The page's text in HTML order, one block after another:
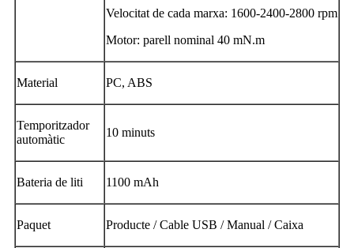
Velocitat de cada marxa: 1600-2400-2800 rpm
Motor: parell nominal 40 mN.m
Material PC, ABS
Temporitzador
automàtic
10 minuts
Bateria de liti 1100 mAh
Paquet Producte / Cable USB / Manual / Caixa